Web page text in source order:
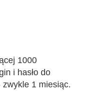
1000
i hasło do
1 miesiąc.